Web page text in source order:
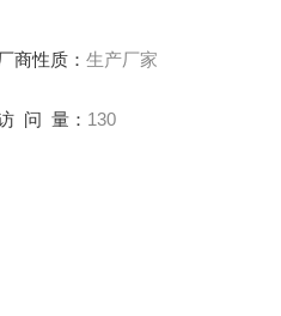
商性质： 生产厂家
问 量： 130